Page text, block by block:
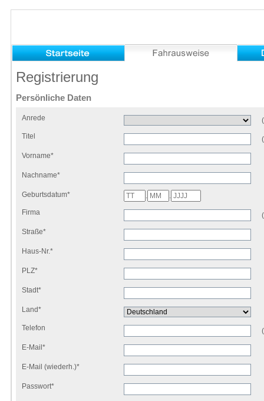
Registrierung
Persönliche Daten
Anrede
Titel
Vorname*
Nachname*
Geburtsdatum* .
.
Firma
Straße*
Haus-Nr.*
PLZ*
Stadt*
Land*
Telefon
E-Mail*
E-Mail (wiederh.)*
Passwort*